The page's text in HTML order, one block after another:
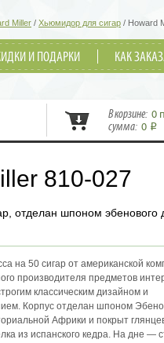
Miller / Хьюмидор для сигар / Howard
И ПОДАРКИ КАК
В корзине: 0
сумма: 0 i
810-027
отделан шпоном эбенового
на 50 сигар от американской
производителя предметов
классическим дизайном и
Корпус отделан шпоном
Африки и покрыт
из испанского кедра. На дне —